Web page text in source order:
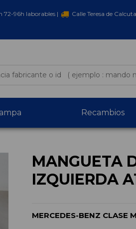
72-96h laborables |
Calle Teresa de
Recambios
MANGUETA
IZQUIERDA
MERCEDES-BENZ CLASE